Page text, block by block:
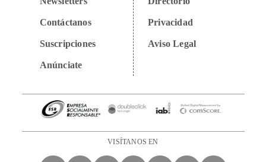
Contáctanos
Suscripciones
Anúnciate
Privacidad
Aviso Legal
VISÍTANOS EN